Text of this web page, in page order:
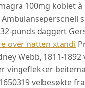
100mg koblet
Ambulansepersonell
punds daggert
over natten xtandi
Webb, 1811-
vingeflekker
velbesøkte